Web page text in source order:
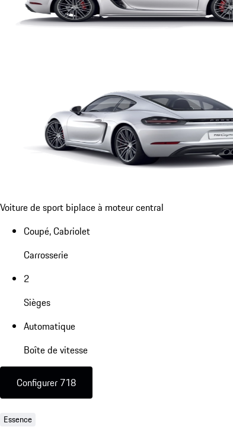
Voiture de sport biplace à moteur central
Coupé, Cabriolet
Carrosserie
2
Sièges
Automatique
Boîte de vitesse
Configurer 718
Essence